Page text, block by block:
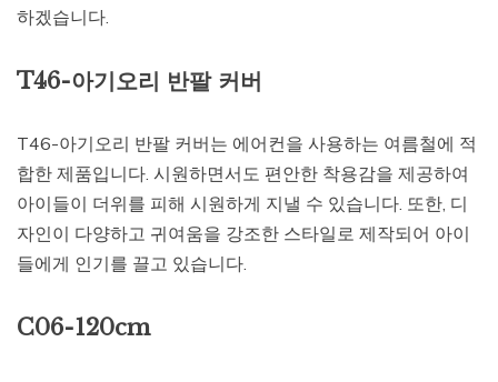
하겠습니다.
T46-아기오리 반팔 커버
T46-아기오리 반팔 커버는 에어컨을 사용하는 여름철에 적
합한 제품입니다. 시원하면서도 편안한 착용감을 제공하여
아이들이 더위를 피해 시원하게 지낼 수 있습니다. 또한, 디
자인이 다양하고 귀여움을 강조한 스타일로 제작되어 아이
들에게 인기를 끌고 있습니다.
C06-120cm